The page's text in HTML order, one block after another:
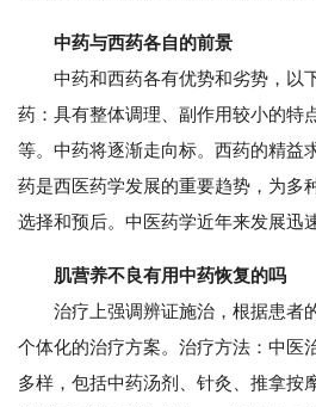
中药与西药各自的前景
中药和西药各有优势和劣势，以
药：具有整体调理、副作用较小的特
等。中药将逐渐走向标。西药的精益
药是西医药学发展的重要趋势，为多
选择和预后。中医药学近年来发展迅
肌营养不良有用中药恢复的吗
治疗上强调辨证施治，根据患者
个体化的治疗方案。治疗方法：中医
多样，包括中药汤剂、针灸、推拿按